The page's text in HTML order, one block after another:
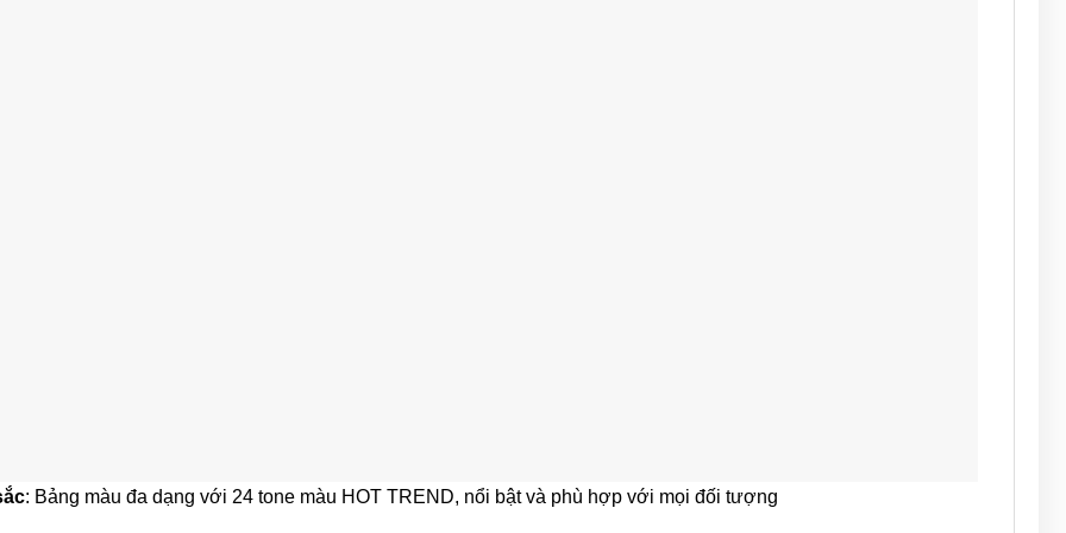
: Bảng màu đa dạng với 24 tone màu HOT TREND, nổi bật và phù hợp với mọi đối tượng